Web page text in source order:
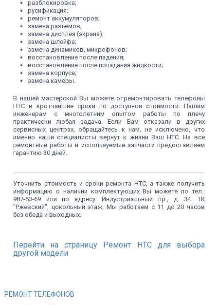
разблокировка;
русификация;
ремонт аккумуляторов;
замена разъемов;
замена дисплея (экрана);
замена шлейфа;
замена динамиков, микрофонов;
восстановление после падения;
восстановление после попадания жидкости;
замена корпуса;
замена камеры.
В нашей мастерской Вы можете отремонтировать телефоны
HTC в кротчайшие сроки по доступной стоимости. Нашим
инженерам с многолетним опытом работы по плечу
практически любая задача. Если Вам отказали в других
сервисных центрах, обращайтесь к нам, не исключено, что
именно наши специалисты вернут к жизни Ваш HTC. На все
ремонтные работы и используемые запчасти предоставляем
гарантию 30 дней.
Уточнить стоимость и сроки ремонта HTC, а также получить
информацию о наличии комплектующих Вы можете по тел.:
987-63-69 или по адресу: Индустриальный пр., д. 34. ТК
"Ржевский", цокольный этаж. Мы работаем с 11 до 20 часов
без обеда и выходных.
Перейти на страницу Ремонт HTC для выбора
другой модели
РЕМОНТ ТЕЛЕФОНОВ